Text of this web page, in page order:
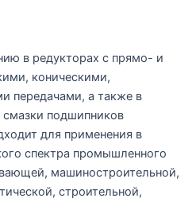
в редукторах с прямо- и
коническими,
передачами, а также в
подшипников
для применения в
спектра промышленного
машиностроительной,
строительной,